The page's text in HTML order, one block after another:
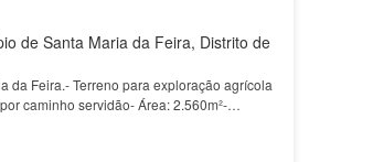
de Santa Maria da Feira, Distrito de
da Feira.- Terreno para exploração agrícola
caminho servidão- Área: 2.560m²-